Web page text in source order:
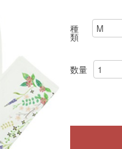
種
類
数量